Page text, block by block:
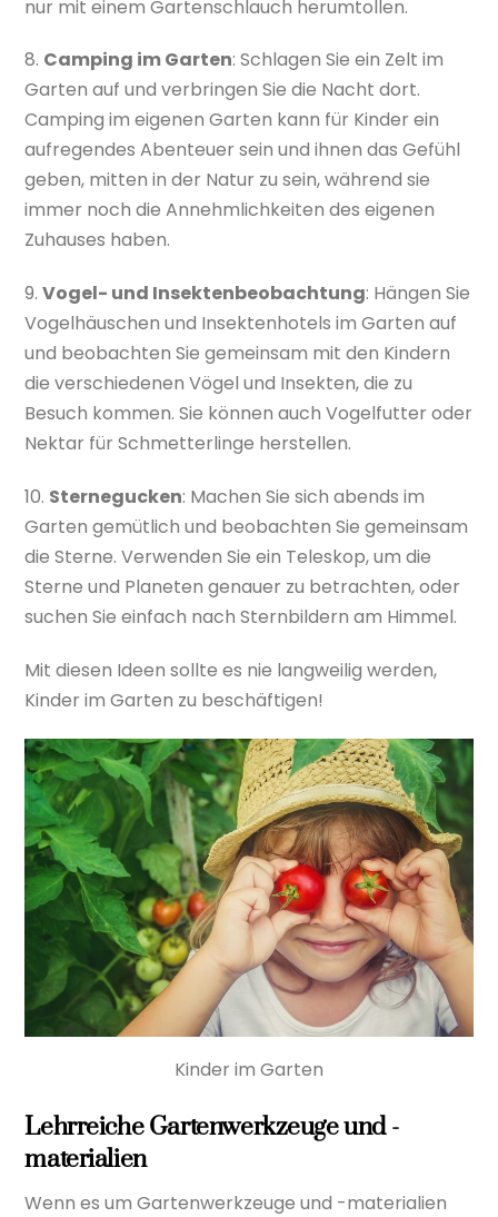
nur mit einem Gartenschlauch herumtollen.
8. Camping im Garten: Schlagen Sie ein Zelt im
Garten auf und verbringen Sie die Nacht dort.
Camping im eigenen Garten kann für Kinder ein
aufregendes Abenteuer sein und ihnen das Gefühl
geben, mitten in der Natur zu sein, während sie
immer noch die Annehmlichkeiten des eigenen
Zuhauses haben.
9.Vogel- und Insektenbeobachtung: Hängen Sie
Vogelhäuschen und Insektenhotels im Garten auf
und beobachten Sie gemeinsam mit den Kindern
die verschiedenen Vögel und Insekten, die zu
Besuch kommen. Sie können auch Vogelfutter oder
Nektar für Schmetterlinge herstellen.
10. Sternegucken: Machen Sie sich abends im
Garten gemütlich und beobachten Sie gemeinsam
die Sterne. Verwenden Sie ein Teleskop, um die
Sterne und Planeten genauer zu betrachten, oder
suchen Sie einfach nach Sternbildern am Himmel.
Mit diesen Ideen sollte es nie langweilig werden,
Kinder im Garten zu beschäftigen!
Kinder im Garten
Lehrreiche Gartenwerkzeuge und -
materialien
Wenn es um Gartenwerkzeuge und -materialien